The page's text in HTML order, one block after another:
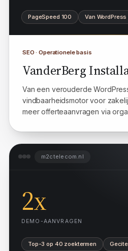
OFFERTEAANVRAGEN
PageSpeed 100 Van WordPress
SEO · Operationele basis
VanderBerg
Van een verouderde
vindbaarheidsmotor voor
2x
DEMO-AANVRAGEN